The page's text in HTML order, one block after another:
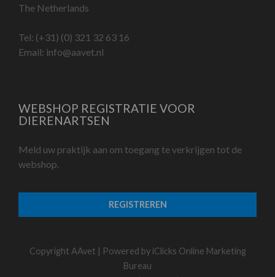
The Netherlands
Tel: (+31) (0) 321 32 63 16
Email: info@aavet.nl
WEBSHOP REGISTRATIE VOOR
DIERENARTSEN
Meld uw praktijk aan om toegang te verkrijgen tot de
webshop.
REGISTREREN
Copyright AAvet | Powered by iClicks Online Marketing
Bureau